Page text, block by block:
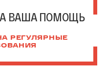
ВАША ПОМОЩЬ
РЕГУЛЯРНЫЕ